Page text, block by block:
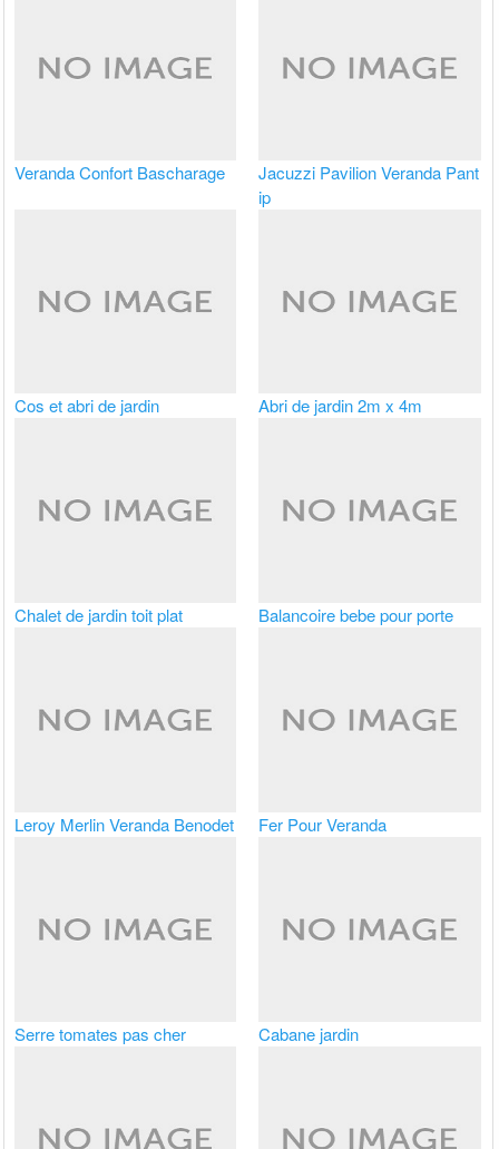
Veranda Confort Bascharage
Jacuzzi Pavilion Veranda Pant
ip
Cos et abri de jardin Abri de jardin 2m x 4m
Chalet de jardin toit plat Balancoire bebe pour porte
Leroy Merlin Veranda Benodet Fer Pour Veranda
Serre tomates pas cher Cabane jardin